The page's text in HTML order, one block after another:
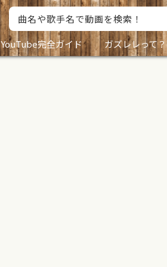
YouTube完全ガイド ガズレレって？